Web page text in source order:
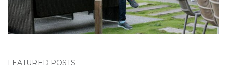
FEATURED POSTS